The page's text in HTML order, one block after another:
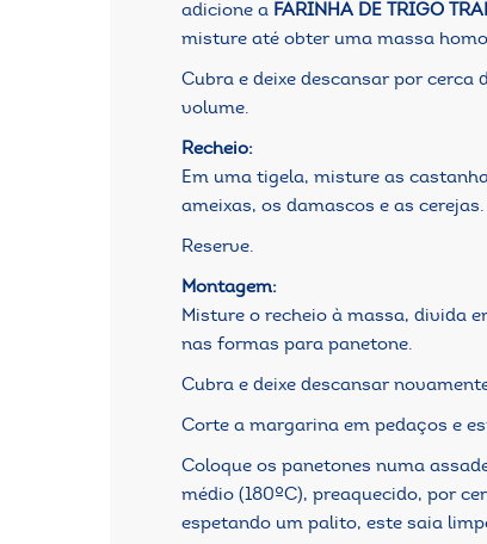
adicione a FARINHA DE TRIGO
misture até obter uma massa
Cubra e deixe descansar por cerca
volume.
Recheio:
Em uma tigela, misture as
ameixas, os damascos e as cerejas.
Reserve.
Montagem:
Misture o recheio à massa, divida
nas formas para panetone.
Cubra e deixe descansar
Corte a margarina em pedaços e
Coloque os panetones numa
médio (180ºC), preaquecido, por
espetando um palito, este saia